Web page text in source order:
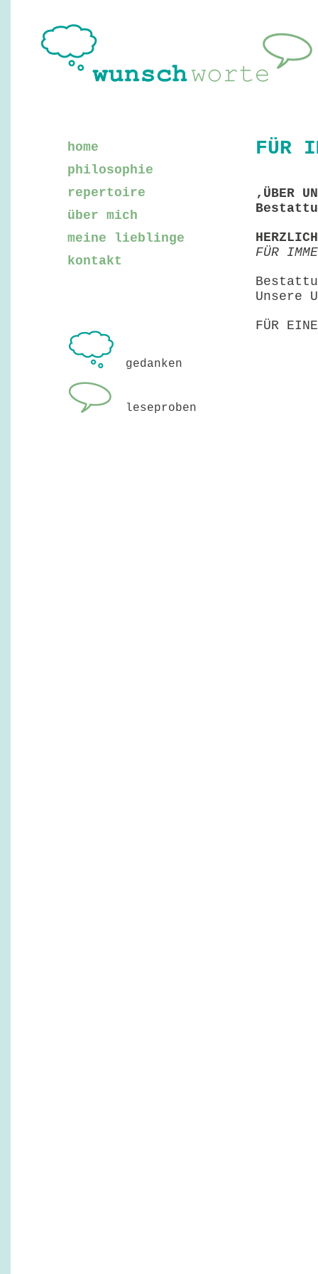
home
philosophie
repertoire
über mich
meine lieblinge
kontakt
gedanken
leseproben
FÜR
‚ÜBER
FÜR
Unsere
FÜR